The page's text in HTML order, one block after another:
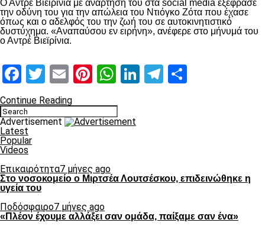
Ο Αντρέ Βιεϊρίνια με ανάρτηση του στα social media εξέφρασε
την οδύνη του για την απώλεια του Ντιόγκο Ζότα που έχασε
όπως και ο αδελφός του την ζωή του σε αυτοκινητιστικό
δυστύχημα. «Αναπαύσου εν ειρήνη», ανέφερε στο μήνυμά του
ο Αντρέ Βιεϊρίνια.
Facebook
Twitter
EmailPinterest
WhatsApp
LinkedIn
Telegram
Continue Reading
Advertisement
Latest
Popular
Videos
Επικαιρότητα7 μήνες ago
Στο νοσοκομείο ο Μιρτσέα Λουτσέσκου, επιδεινώθηκε η
υγεία του
Ποδόσφαιρο7 μήνες ago
«Πλέον έχουμε αλλάξει σαν ομάδα, παίξαμε σαν ένα»